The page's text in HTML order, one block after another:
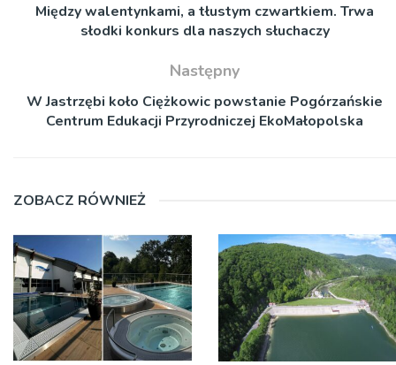
Między walentynkami, a tłustym czwartkiem. Trwa
słodki konkurs dla naszych słuchaczy
Następny
W Jastrzębi koło Ciężkowic powstanie Pogórzańskie
Centrum Edukacji Przyrodniczej EkoMałopolska
ZOBACZ RÓWNIEŻ